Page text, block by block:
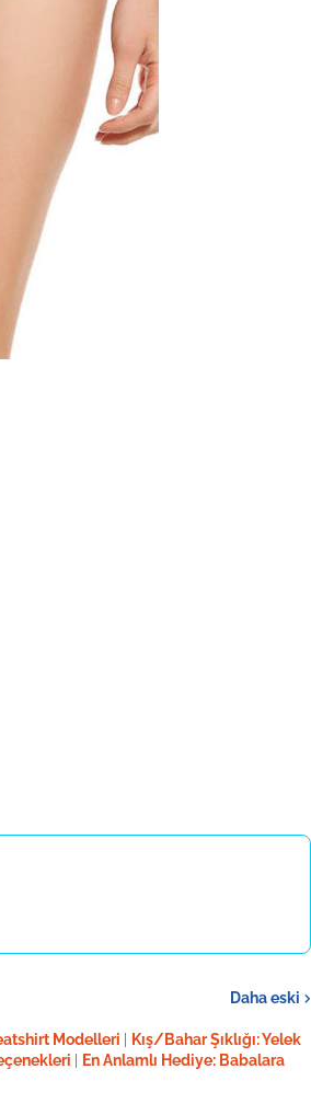
Daha eski
Modelleri
Kış/Bahar Şıklığı: Yelek
En Anlamlı Hediye: Babalara